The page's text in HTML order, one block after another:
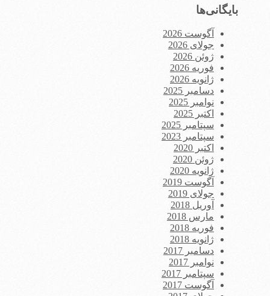
بایگانی‌ها
آگوست 2026
جولای 2026
ژوئن 2026
فوریه 2026
ژانویه 2026
دسامبر 2025
نوامبر 2025
اکتبر 2025
سپتامبر 2025
سپتامبر 2023
اکتبر 2020
ژوئن 2020
ژانویه 2020
آگوست 2019
جولای 2019
آوریل 2018
مارس 2018
فوریه 2018
ژانویه 2018
دسامبر 2017
نوامبر 2017
سپتامبر 2017
آگوست 2017